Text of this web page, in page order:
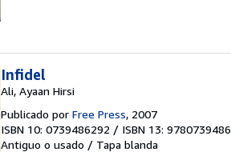
Infidel
Ali, Ayaan Hirsi
Publicado por Free Press, 2007
ISBN 10: 0739486292 / ISBN 13:
Antiguo o usado / Tapa blanda